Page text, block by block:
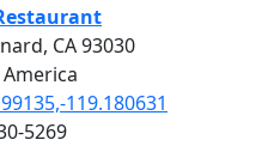
CA 93030
119.180631
5269